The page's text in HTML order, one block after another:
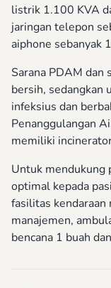
listrik 1.100 KVA
jaringan telepon
aiphone sebanyak
Sarana PDAM dan
bersih, sedangkan
infeksius dan
Penanggulangan
memiliki
Untuk mendukung
optimal kepada
fasilitas kendaraan
manajemen,
bencana 1 buah